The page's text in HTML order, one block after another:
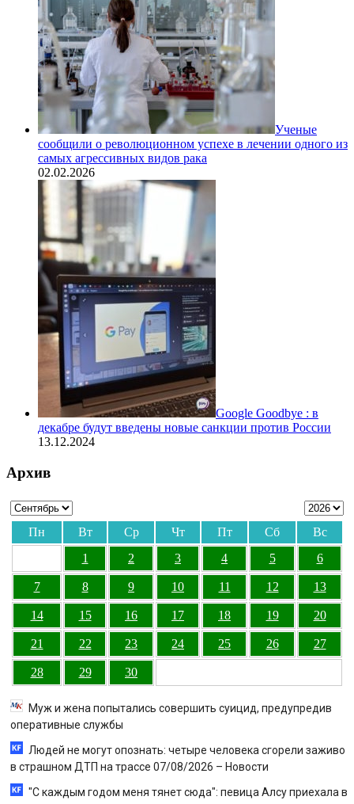
Ученые
сообщили о революционном успехе в лечении одного из
самых агрессивных видов рака
02.02.2026
Google Goodbye : в
декабре будут введены новые санкции против России
13.12.2024
Архив
Пн Вт Ср Чт Пт Сб
Вс
1
2 3 4 5 6
7 8 9 10 11 12 13
14 15 16 17 18 19 20
21 22 23 24 25 26 27
28 29 30
Муж и жена попытались совершить суицид, предупредив
оперативные службы
Людей не могут опознать: четыре человека сгорели заживо
в страшном ДТП на трассе 07/08/2026 – Новости
"С каждым годом меня тянет сюда": певица Алсу приехала в